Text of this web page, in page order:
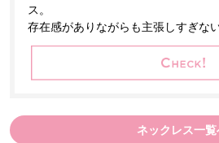
ス。
存在感がありながらも主張しすぎな
ネックレス一覧